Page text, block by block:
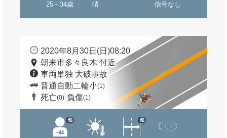
25～34歳 晴 信号なし
2020年8月30日(日)08:20
朝来市多々良木 付近
車両単独 大破事故
普通自動二輪小(1)
死亡(0) 負傷(1)
他 他